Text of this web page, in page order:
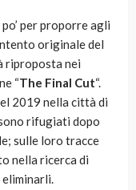
per proporre agli
originale del
riproposta nei
“The Final Cut“.
2019 nella città di
rifugiati dopo
sulle loro tracce
nella ricerca di
eliminarli.